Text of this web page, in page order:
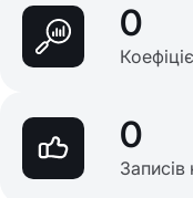
0
0
Записів